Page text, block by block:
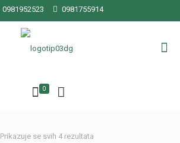
0981952523 0981755914
0
Prikazuje se svih 4 rezultata